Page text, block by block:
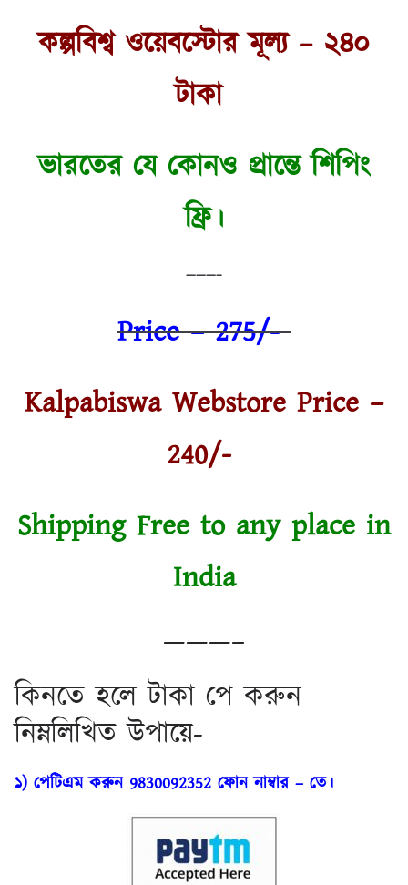
কল্পবিশ্ব ওয়েবস্টোর মূল্য – ২৪০
টাকা
ভারতের যে কোনও প্রান্তে শিপিং
ফ্রি।
———–
Price – 275/-
Kalpabiswa Webstore Price –
240/-
Shipping Free to any place in
India
———–
কিনতে হলে টাকা পে করুন
নিম্নলিখিত উপায়ে-
১) পেটিএম করুন 9830092352 ফোন নাম্বার – তে।